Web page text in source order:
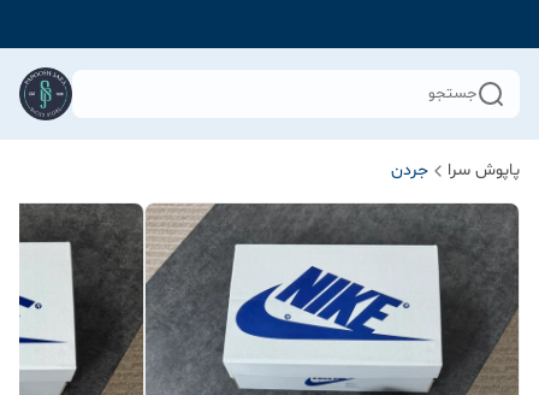
جستجو
پاپوش سرا جردن